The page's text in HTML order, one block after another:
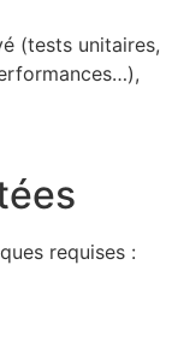
(tests unitaires,
requises :